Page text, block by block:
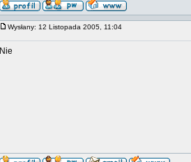
Wysłany: 12 Listopada 2005, 11:04
Nie